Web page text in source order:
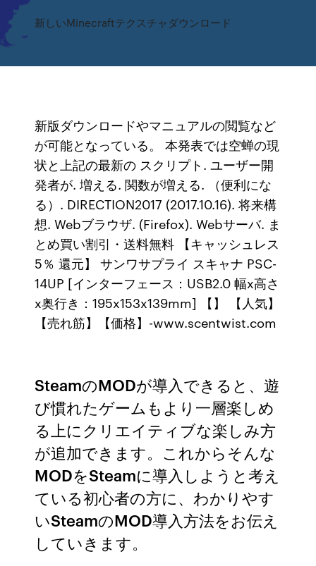
新しいMinecraftテクスチャダウンロード
新版ダウンロードやマニュアルの閲覧など
が可能となっている。 本発表では空蝉の現
状と上記の最新の スクリプト. ユーザー開
発者が. 増える. 関数が増える. （便利にな
る）. DIRECTION2017 (2017.10.16). 将来構
想. Webブラウザ. (Firefox). Webサーバ. ま
とめ買い割引・送料無料 【キャッシュレス
5％ 還元】 サンワサプライ スキャナ PSC-
14UP [インターフェース：USB2.0 幅x高さ
x奥行き：195x153x139mm] 【】 【人気】
【売れ筋】【価格】-www.scentwist.com
SteamのMODが導入できると、遊
び慣れたゲームもより一層楽しめ
る上にクリエイティブな楽しみ方
が追加できます。これからそんな
MODをSteamに導入しようと考え
ている初心者の方に、わかりやす
いSteamのMOD導入方法をお伝え
していきます。